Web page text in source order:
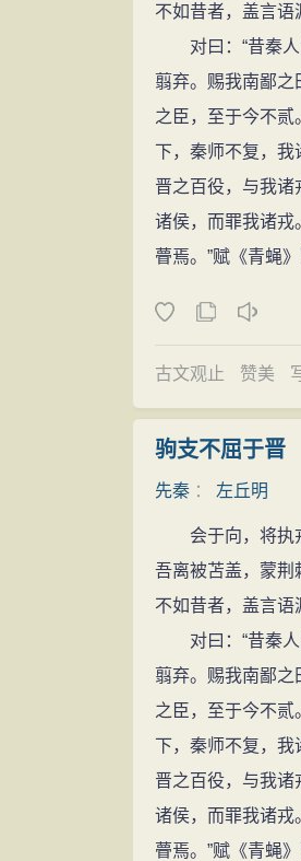
事后齐国太史记录
继任太史，又因
没敢再杀。当时
简前往临淄，要
著名的良史，他
不隐恶的原则，
格。
忠于历史是史家
受到孔子的好评。
媚色、卑躬屈膝，
秉笔直书的春秋史
孔子曾多次赞叹
子焉。”意思是说
语·雍也》说：“质
算得上君子，敬
如果说《论语·公
左丘明的史家文笔
为“鲁君子”，可见
不如昔者，盖言语
对曰：“昔秦人
翦弃。赐我南鄙
之臣，至于今不
下，秦师不复，我
晋之百役，与我
诸侯，而罪我诸戎
瞢焉。”赋《青蝇》
古文观止 赞美
驹支不屈于晋
先秦 ： 左丘明
会于向，将执戎
吾离被苫盖，蒙荆
不如昔者，盖言语
对曰：“昔秦人
翦弃。赐我南鄙
之臣，至于今不
下，秦师不复，我
晋之百役，与我
诸侯，而罪我诸戎
瞢焉。”赋《青蝇》